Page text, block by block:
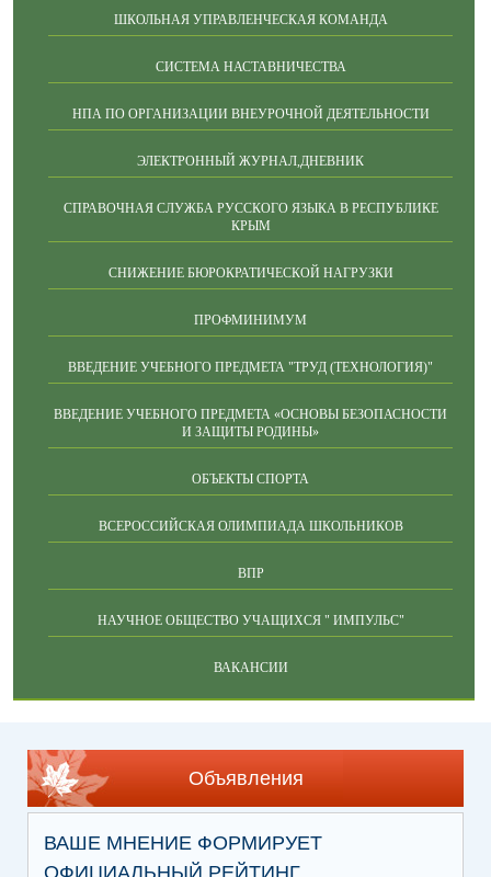
ШКОЛЬНАЯ УПРАВЛЕНЧЕСКАЯ КОМАНДА
СИСТЕМА НАСТАВНИЧЕСТВА
НПА ПО ОРГАНИЗАЦИИ ВНЕУРОЧНОЙ ДЕЯТЕЛЬНОСТИ
ЭЛЕКТРОННЫЙ ЖУРНАЛ,ДНЕВНИК
СПРАВОЧНАЯ СЛУЖБА РУССКОГО ЯЗЫКА В РЕСПУБЛИКЕ
КРЫМ
СНИЖЕНИЕ БЮРОКРАТИЧЕСКОЙ НАГРУЗКИ
ПРОФМИНИМУМ
ВВЕДЕНИЕ УЧЕБНОГО ПРЕДМЕТА "ТРУД (ТЕХНОЛОГИЯ)"
ВВЕДЕНИЕ УЧЕБНОГО ПРЕДМЕТА «ОСНОВЫ БЕЗОПАСНОСТИ
И ЗАЩИТЫ РОДИНЫ»
ОБЪЕКТЫ СПОРТА
ВСЕРОССИЙСКАЯ ОЛИМПИАДА ШКОЛЬНИКОВ
ВПР
НАУЧНОЕ ОБЩЕСТВО УЧАЩИХСЯ " ИМПУЛЬС"
ВАКАНСИИ
Объявления
ВАШЕ МНЕНИЕ ФОРМИРУЕТ
ОФИЦИАЛЬНЫЙ РЕЙТИНГ